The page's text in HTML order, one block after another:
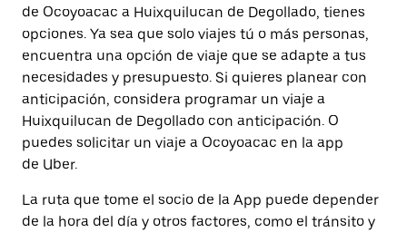
de Ocoyoacac a Huixquilucan de Degollado, tienes
opciones. Ya sea que solo viajes tú o más personas,
encuentra una opción de viaje que se adapte a tus
necesidades y presupuesto. Si quieres planear con
anticipación, considera programar un viaje a
Huixquilucan de Degollado con anticipación. O
puedes solicitar un viaje a Ocoyoacac en la app
de Uber.
La ruta que tome el socio de la App puede depender
de la hora del día y otros factores, como el tránsito y